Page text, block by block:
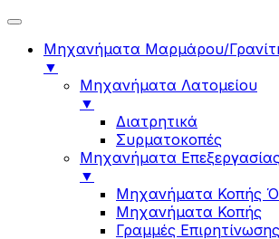
Μηχανήματα Μαρμάρου/
▼
Μηχανήματα Λατομείου
▼
Διατρητικά
Συρματοκοπές
Μηχανήματα
▼
Μηχανήματα Κοπής
Μηχανήματα Κοπής
Γραμμές Επιρητίνωσης